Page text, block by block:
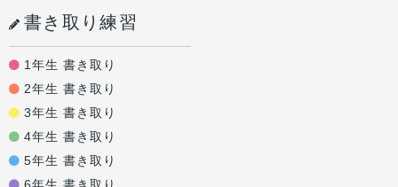
書き取り練習
1年生 書き取り
2年生 書き取り
3年生 書き取り
4年生 書き取り
5年生 書き取り